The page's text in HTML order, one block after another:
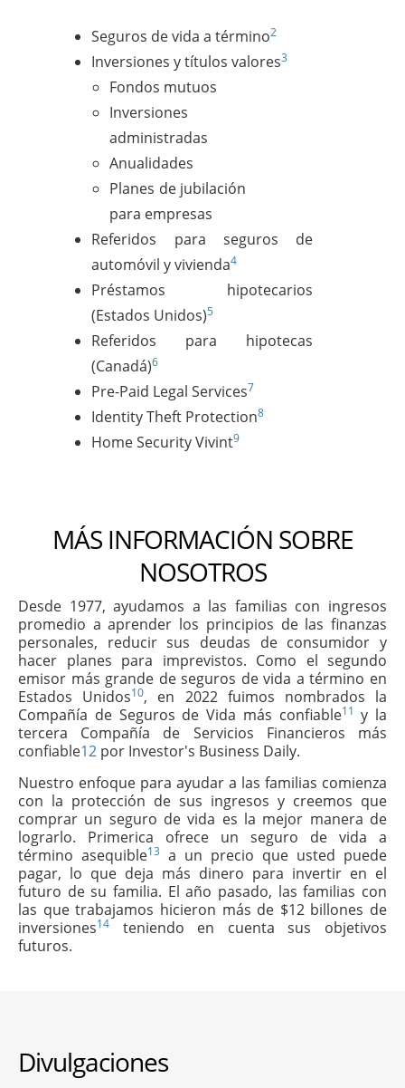
Seguros de vida a término2
Inversiones y títulos valores3
Fondos mutuos
Inversiones
administradas
Anualidades
Planes de jubilación
para empresas
Referidos para seguros de
automóvil y vivienda4
Préstamos hipotecarios
(Estados Unidos)5
Referidos para hipotecas
(Canadá)6
Pre-Paid Legal Services7
Identity Theft Protection8
Home Security Vivint9
MÁS INFORMACIÓN SOBRE
NOSOTROS
Desde 1977, ayudamos a las familias con ingresos
promedio a aprender los principios de las finanzas
personales, reducir sus deudas de consumidor y
hacer planes para imprevistos. Como el segundo
emisor más grande de seguros de vida a término en
Estados Unidos10, en 2022 fuimos nombrados la
Compañía de Seguros de Vida más confiable11 y la
tercera Compañía de Servicios Financieros más
confiable12 por Investor's Business Daily.
Nuestro enfoque para ayudar a las familias comienza
con la protección de sus ingresos y creemos que
comprar un seguro de vida es la mejor manera de
lograrlo. Primerica ofrece un seguro de vida a
término asequible13 a un precio que usted puede
pagar, lo que deja más dinero para invertir en el
futuro de su familia. El año pasado, las familias con
las que trabajamos hicieron más de $12 billones de
inversiones14
teniendo en cuenta sus objetivos
futuros.
Divulgaciones